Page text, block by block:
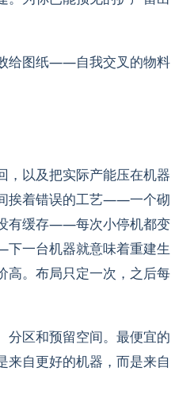
给图纸——自我交叉的物料
以及把实际产能压在机器
挨着错误的工艺——一个砌
有缓存——每次小停机都变
一台机器就意味着重建生
高。布局只定一次，之后每
分区和预留空间。最便宜的
来自更好的机器，而是来自